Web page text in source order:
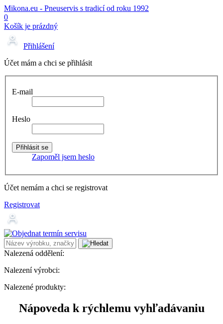
Mikona.eu - Pneuservis s tradicí od roku 1992
0
Košík je prázdný
Přihlášení
Účet mám a chci se přihlásit
E-mail
Heslo
Zapoměl jsem heslo
Účet nemám a chci se registrovat
Registrovat
Nalezená oddělení:
Nalezení výrobci:
Nalezené produkty:
Nápoveda k rýchlemu vyhľadávaniu